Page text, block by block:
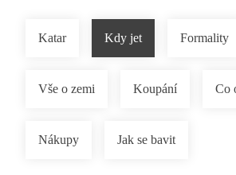
Katar Kdy jet Formality
Vše o zemi Koupání Co
Nákupy Jak se bavit